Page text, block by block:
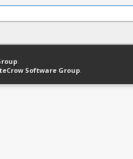
en haut Version bas-débit
.
Software Group.